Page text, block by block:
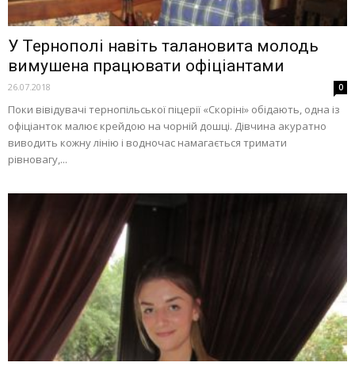
У Тернополі навіть талановита молодь
вимушена працювати офіціантами
26.07.2018 0
Поки вівідувачі тернопільської піцерії «Скоріні» обідають, одна із
офіціанток малює крейдою на чорній дошці. Дівчина акуратно
виводить кожну лінію і водночас намагається тримати
рівновагу,...